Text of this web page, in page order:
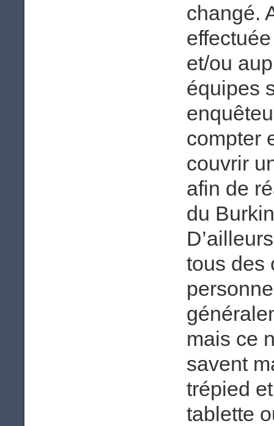
changé.
et/ou
équipes
compter
couvrir
afin de
du
tous des
mais ce
savent
trépied
tablette